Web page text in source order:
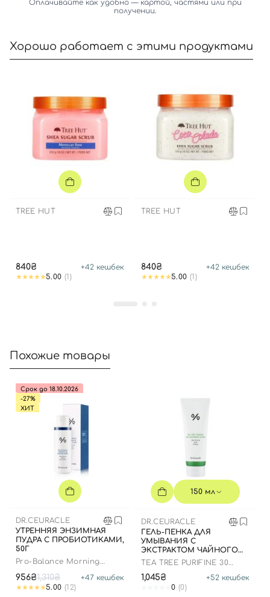
Оплачивайте как удобно — картой, частями или при
получении.
Хорошо работает с этими продуктами
TREE HUT
840₴ +42 кешбек
5.00 (1)
TREE HUT
840₴ +42 кешбек
5.00 (1)
Похожие товары
Срок до 18.10.2026
-27%
ХИТ
DR.CEURACLE
УТРЕННЯЯ ЭНЗИМНАЯ
ПУДРА С ПРОБИОТИКАМИ,
50Г
Pro-Balance Morning
956₴1,310₴ +47 кешбек
5.00 (12)
150 мл
DR.CEURACLE
ГЕЛЬ-ПЕНКА ДЛЯ
УМЫВАНИЯ С
ЭКСТРАКТОМ ЧАЙНОГО
ДЕРЕВА, 150 МЛ ДО 11.03.26
TEA TREE PURIFINE 30
1,045₴ +52 кешбек
0 (0)
Вход Регистрация
Номер телефона
Отправляя форму для авторизации/регистрации, вы